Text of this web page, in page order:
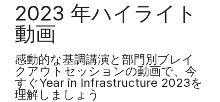
2023 年ハイライト
動画
感動的な基調講演と部門別ブレイ
クアウトセッションの動画で、今
すぐYear in Infrastructure 2023を
理解しましょう